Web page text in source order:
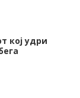
кој удри